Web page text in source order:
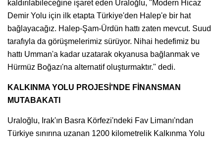
kaldırılabileceğine işaret eden Uraloğlu, "Modern Hicaz
Demir Yolu için ilk etapta Türkiye'den Halep'e bir hat
bağlayacağız. Halep-Şam-Ürdün hattı zaten mevcut. Suud
tarafıyla da görüşmelerimiz sürüyor. Nihai hedefimiz bu
hattı Umman'a kadar uzatarak okyanusa bağlanmak ve
Hürmüz Boğazı'na alternatif oluşturmaktır." dedi.
KALKINMA YOLU PROJESİ'NDE FİNANSMAN
MUTABAKATI
Uraloğlu, Irak'ın Basra Körfezi'ndeki Fav Limanı'ndan
Türkiye sınırına uzanan 1200 kilometrelik Kalkınma Yolu